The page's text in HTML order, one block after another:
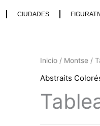
CIUDADES
Inicio / Montse /
Abstraits